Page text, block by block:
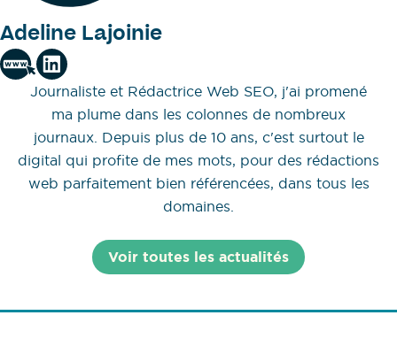
Adeline Lajoinie
Journaliste et Rédactrice Web SEO, j'ai promené
ma plume dans les colonnes de nombreux
journaux. Depuis plus de 10 ans, c'est surtout le
digital qui profite de mes mots, pour des rédactions
web parfaitement bien référencées, dans tous les
domaines.
Voir toutes les actualités